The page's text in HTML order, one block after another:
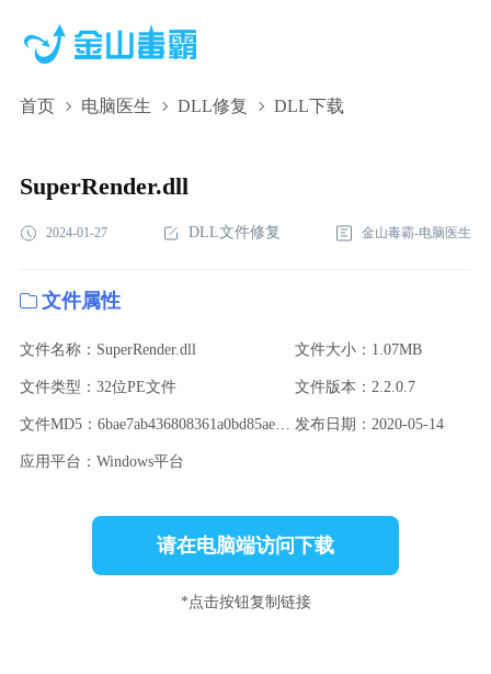
首页 电脑医生 DLL修复 DLL下载
SuperRender.dll,SuperRender.dll下载,SuperRender.dll修复
SuperRender.dll
2024-01-27 DLL文件修复 金山毒霸-电脑医生
文件属性
文件名称：SuperRender.dll 文件大小：1.07MB
文件类型：32位PE文件 文件版本：2.2.0.7
文件MD5：6bae7ab436808361a0bd85ae71313781 发布日期：2020-05-14
应用平台：Windows平台
请在电脑端访问下载
*点击按钮复制链接